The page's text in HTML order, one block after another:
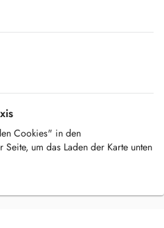
Cookies" in den
um das Laden der Karte unten